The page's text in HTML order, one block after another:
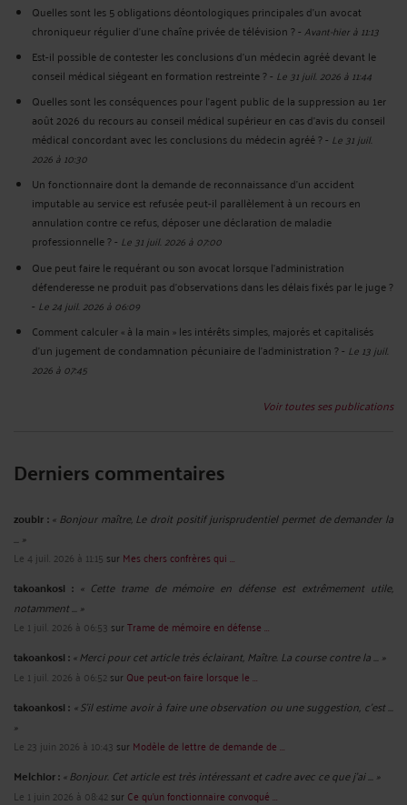
Quelles sont les 5 obligations déontologiques principales d’un avocat
chroniqueur régulier d’une chaîne privée de télévision ?-Avant-hier à 11:13
Est-il possible de contester les conclusions d’un médecin agréé devant le
conseil médical siégeant en formation restreinte ?- Le 31 juil. 2026 à 11:44
Quelles sont les conséquences pour l’agent public de la suppression au 1er
août 2026 du recours au conseil médical supérieur en cas d'avis du conseil
médical concordant avec les conclusions du médecin agréé ?- Le 31 juil.
2026 à 10:30
Un fonctionnaire dont la demande de reconnaissance d’un accident
imputable au service est refusée peut-il parallèlement à un recours en
annulation contre ce refus, déposer une déclaration de maladie
professionnelle ?- Le 31 juil. 2026 à 07:00
Que peut faire le requérant ou son avocat lorsque l'administration
défenderesse ne produit pas d'observations dans les délais fixés par le juge ?
- Le 24 juil. 2026 à 06:09
Comment calculer « à la main » les intérêts simples, majorés et capitalisés
d’un jugement de condamnation pécuniaire de l’administration ?- Le 13 juil.
2026 à 07:45
Voir toutes ses publications
Derniers commentaires
zoubir : « Bonjour maître, Le droit positif jurisprudentiel permet de demander la
... »
Le 4 juil. 2026 à 11:15 sur Mes chers confrères qui ...
takoankosi : « Cette trame de mémoire en défense est extrêmement utile,
notamment ... »
Le 1 juil. 2026 à 06:53 surTrame de mémoire en défense ...
takoankosi :« Merci pour cet article très éclairant, Maître. La course contre la ... »
Le 1 juil. 2026 à 06:52sur Que peut-on faire lorsque le ...
takoankosi : « S’il estime avoir à faire une observation ou une suggestion, c’est ...
»
Le 23 juin 2026 à 10:43 sur Modèle de lettre de demande de ...
Melchior :« Bonjour. Cet article est très intéressant et cadre avec ce que j'ai ... »
Le 1 juin 2026 à 08:42sur Ce qu’un fonctionnaire convoqué ...